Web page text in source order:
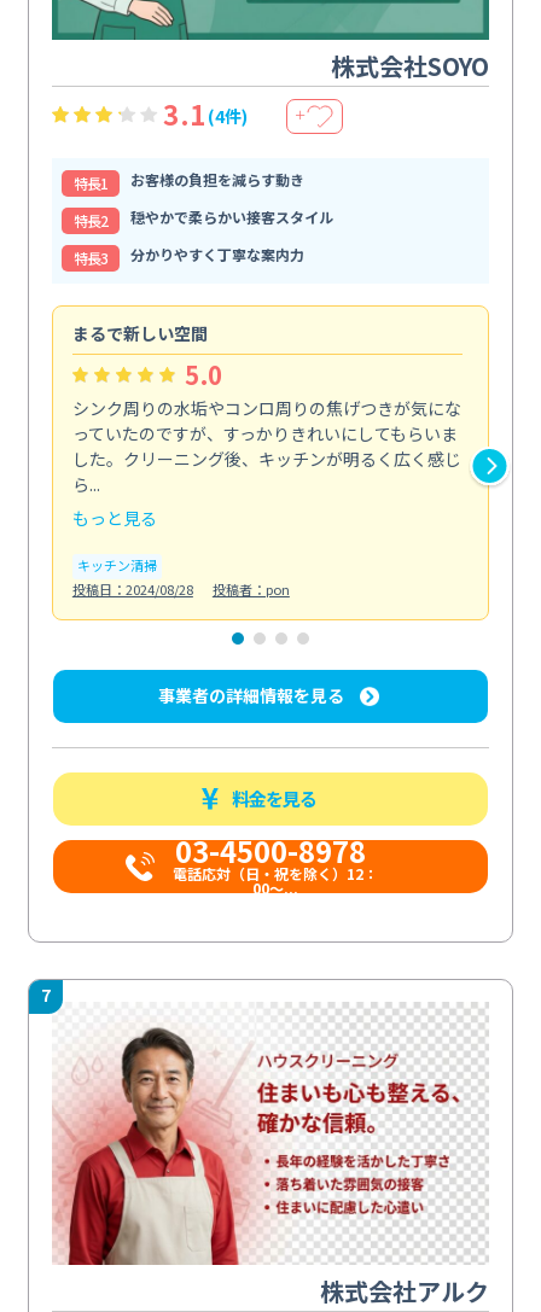
株式会社SOYO
3.1 (4件) ＋
特⻑1
お客様の負担を減らす動き
特⻑2
穏やかで柔らかい接客スタイル
特⻑3
分かりやすく丁寧な案内力
まるで新しい空間
5.0
シンク周りの水垢やコンロ周りの焦げつきが気にな
っていたのですが、すっかりきれいにしてもらいま
した。クリーニング後、キッチンが明るく広く感じ
ら...
もっと見る
キッチン清掃
投稿日：2024/08/28
投稿者：pon
事業者の詳細情報を見る
料金を見る
03-4500-8978
電話応対（日・祝を除く）12：
00～...
7
株式会社アルク